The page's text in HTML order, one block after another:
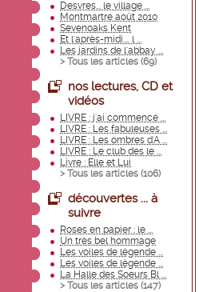
Desvres... le village ...
Montmartre août 2010
Sevenoaks Kent
Et l'après-midi.... l ...
Les jardins de l'abbay ...
> Tous les articles (69)
nos lectures, CD et
vidéos
LIVRE : j'ai commencé ...
LIVRE : Les fabuleuses ...
LIVRE : Les ombres d'A ...
LIVRE : Le club des le ...
Livre : Elle et Lui
> Tous les articles (106)
découvertes ... à
suivre
Roses en papier : le ...
Un très bel hommage
Les voiles de légende ...
Les voiles de légende ...
La Halle des Soeurs Bl ...
> Tous les articles (147)